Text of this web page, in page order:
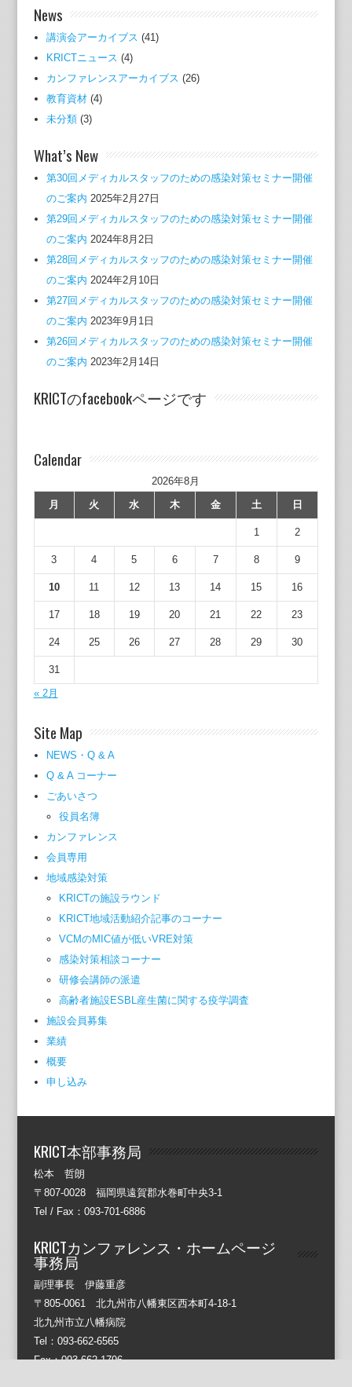
News
講演会アーカイブス (41)
KRICTニュース (4)
カンファレンスアーカイブス (26)
教育資材(4)
未分類(3)
What’s New
第30回メディカルスタッフのための感染対策セミナー開催
のご案内 2025年2月27日
第29回メディカルスタッフのための感染対策セミナー開催
のご案内 2024年8月2日
第28回メディカルスタッフのための感染対策セミナー開催
のご案内 2024年2月10日
第27回メディカルスタッフのための感染対策セミナー開催
のご案内 2023年9月1日
第26回メディカルスタッフのための感染対策セミナー開催
のご案内 2023年2月14日
KRICTのfacebookページです
Calendar
2026年8月
月
火 水 木 金 土 日
1 2
3 4 5 6 7 8 9
10 11 12 13 14 15 16
17 18 19 20 21 22 23
24 25 26 27 28 29 30
31
« 2月
Site Map
NEWS・Q & A
Q & A コーナー
ごあいさつ
役員名簿
カンファレンス
会員専用
地域感染対策
KRICTの施設ラウンド
KRICT地域活動紹介記事のコーナー
VCMのMIC値が低いVRE対策
感染対策相談コーナー
研修会講師の派遣
高齢者施設ESBL産生菌に関する疫学調査
施設会員募集
業績
概要
申し込み
KRICT本部事務局
松本 哲朗
〒807-0028 福岡県遠賀郡水巻町中央3-1
Tel / Fax：093-701-6886
KRICTカンファレンス・ホームページ
事務局
副理事長 伊藤重彦
〒805-0061 北九州市八幡東区西本町4-18-1
北九州市立八幡病院
Tel：093-662-6565
Fax：093-662-1796